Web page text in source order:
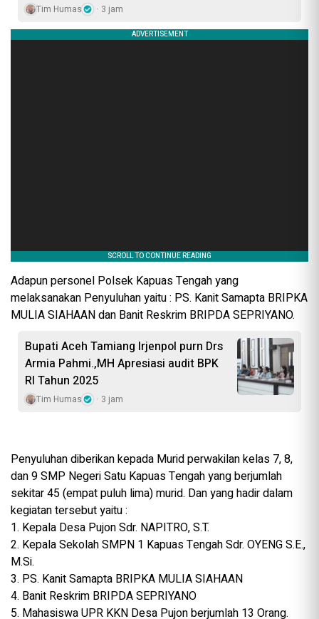
Tim Humas 3 jam
Adapun personel Polsek Kapuas Tengah yang
melaksanakan Penyuluhan yaitu : PS. Kanit Samapta BRIPKA
MULIA SIAHAAN dan Banit Reskrim BRIPDA SEPRIYANO.
Bupati Aceh Tamiang Irjenpol purn Drs
Armia Pahmi.,MH Apresiasi audit BPK
RI Tahun 2025
Tim Humas 3 jam
Penyuluhan diberikan kepada Murid perwakilan kelas 7, 8,
dan 9 SMP Negeri Satu Kapuas Tengah yang berjumlah
sekitar 45 (empat puluh lima) murid. Dan yang hadir dalam
kegiatan tersebut yaitu :
1. Kepala Desa Pujon Sdr. NAPITRO, S.T.
2. Kepala Sekolah SMPN 1 Kapuas Tengah Sdr. OYENG S.E.,
M.Si.
3. PS. Kanit Samapta BRIPKA MULIA SIAHAAN
4. Banit Reskrim BRIPDA SEPRIYANO
5. Mahasiswa UPR KKN Desa Pujon berjumlah 13 Orang.